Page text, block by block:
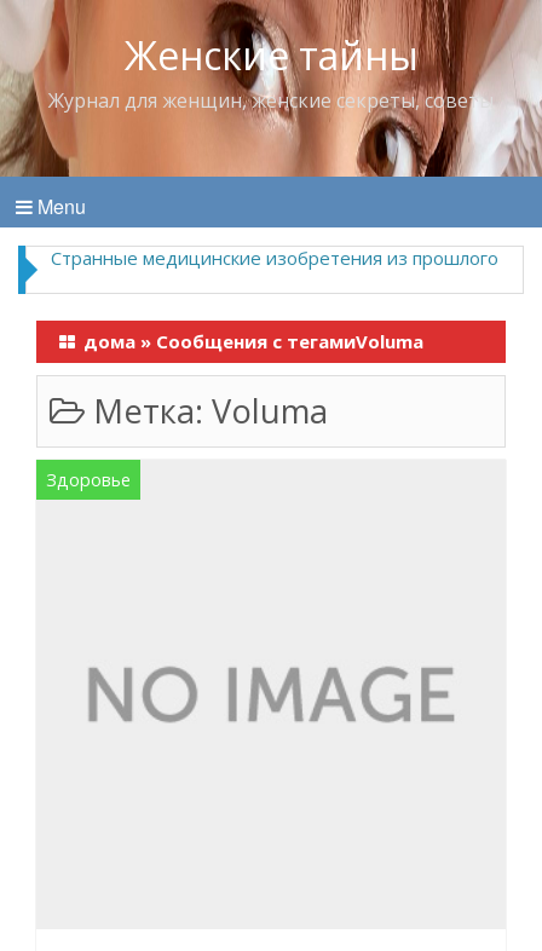
Женские тайны
Журнал для женщин, женские секреты, советы
Menu
Странные медицинские изобретения из прошлого
дома » Сообщения с тегамиVoluma
Метка: Voluma
Здоровье